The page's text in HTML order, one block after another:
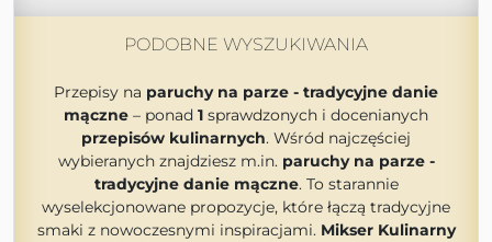
PODOBNE WYSZUKIWANIA
Przepisy na paruchy na parze - tradycyjne danie
mączne – ponad 1 sprawdzonych i docenianych
przepisów kulinarnych. Wśród najczęściej
wybieranych znajdziesz m.in. paruchy na parze -
tradycyjne danie mączne. To starannie
wyselekcjonowane propozycje, które łączą tradycyjne
smaki z nowoczesnymi inspiracjami. Mikser Kulinarny